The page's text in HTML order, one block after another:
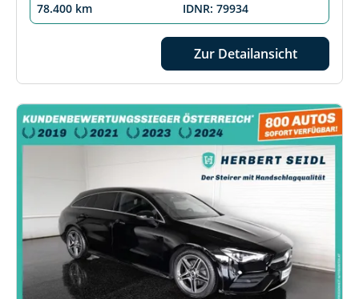
78.400 km
IDNR: 79934
Zur Detailansicht